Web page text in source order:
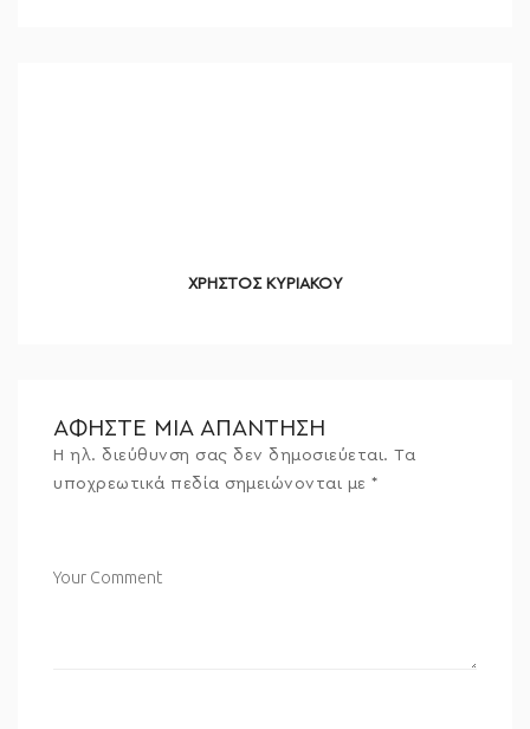
ΧΡΗΣΤΟΣ ΚΥΡΙΑΚΟΥ
ΑΦΉΣΤΕ ΜΙΑ ΑΠΆΝΤΗΣΗ
Η ηλ. διεύθυνση σας δεν δημοσιεύεται. Τα
υποχρεωτικά πεδία σημειώνονται με *